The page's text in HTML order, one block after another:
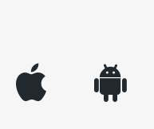
appleinc android